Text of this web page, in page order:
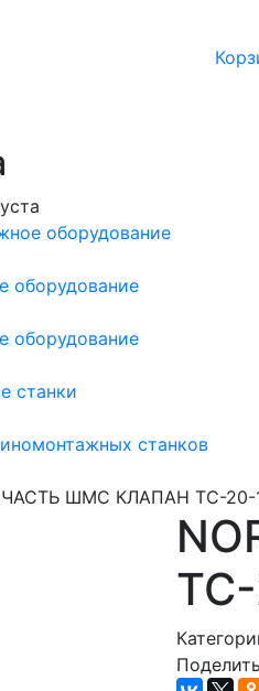
оборудование
оборудование
оборудование
станки
станков
ШМС КЛАПАН TC-20-